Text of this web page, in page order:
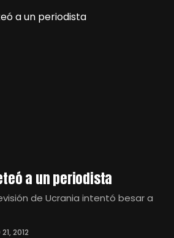
a un periodista
de Ucrania intentó besar a
2012